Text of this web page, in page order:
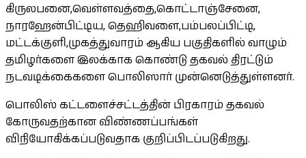
கிருலபனை,வெள்ளவத்தை,கொட்டாஞ்சேனை,
நாரஹேன்பிட்டிய, தெஹிவளை,பம்பலப்பிட்டி,
மட்டக்குளி,முகத்துவாரம் ஆகிய பகுதிகளில் வாழும்
தமிழர்களை இலக்காக கொண்டு தகவல் திரட்டும்
நடவடிக்கைகளை பொலிஸார் முன்னெடுத்துள்ளனர்.
பொலிஸ் கட்டளைச்சட்டத்தின் பிரகாரம் தகவல்
கோருவதற்கான விண்ணப்பங்கள்
விநியோகிக்கப்படுவதாக குறிப்பிடப்படுகிறது.